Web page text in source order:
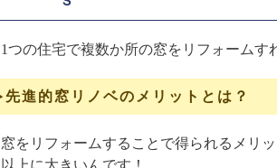
1つの住宅で複数か所の窓をリフォームす
先進的窓リノベのメリットとは？
窓をリフォームすることで得られるメリ
以上に大きいんです！